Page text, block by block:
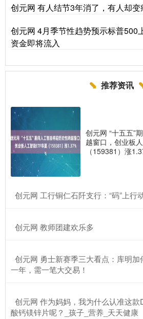
创元网 有人结节3年消了，有人却
创元网 4月季节性趋势预示标普500
资金即将流入
推荐资讯
创元网 “十五五”
越窗口，创业板
（159381）涨
创元网 工行铜仁石阡支行：“码”上行
​创元网 教师团建欢乐多
创元网 勇士新赛季三大看点：库明
一年，需一笔大交易！
创元网 作为妈妈，我为什么认准这
酸钙镁锌片呢？_孩子_营养_天天健康